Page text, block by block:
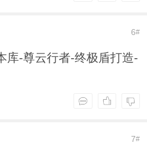
6#
库-尊云行者-终极盾打造-
7#